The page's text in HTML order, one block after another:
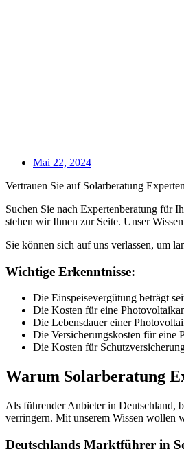
Mai 22, 2024
Vertrauen Sie auf Solarberatung
Suchen Sie nach Expertenberatung für
stehen wir Ihnen zur Seite. Unser
Sie können sich auf uns verlassen, um
Wichtige Erkenntnisse:
Die Einspeisevergütung beträgt
Die Kosten für eine
Die Lebensdauer einer
Die Versicherungskosten für eine
Die Kosten für
Warum Solarberatung
Als führender Anbieter in Deutschland,
verringern. Mit unserem Wissen wollen
Deutschlands Marktführer in